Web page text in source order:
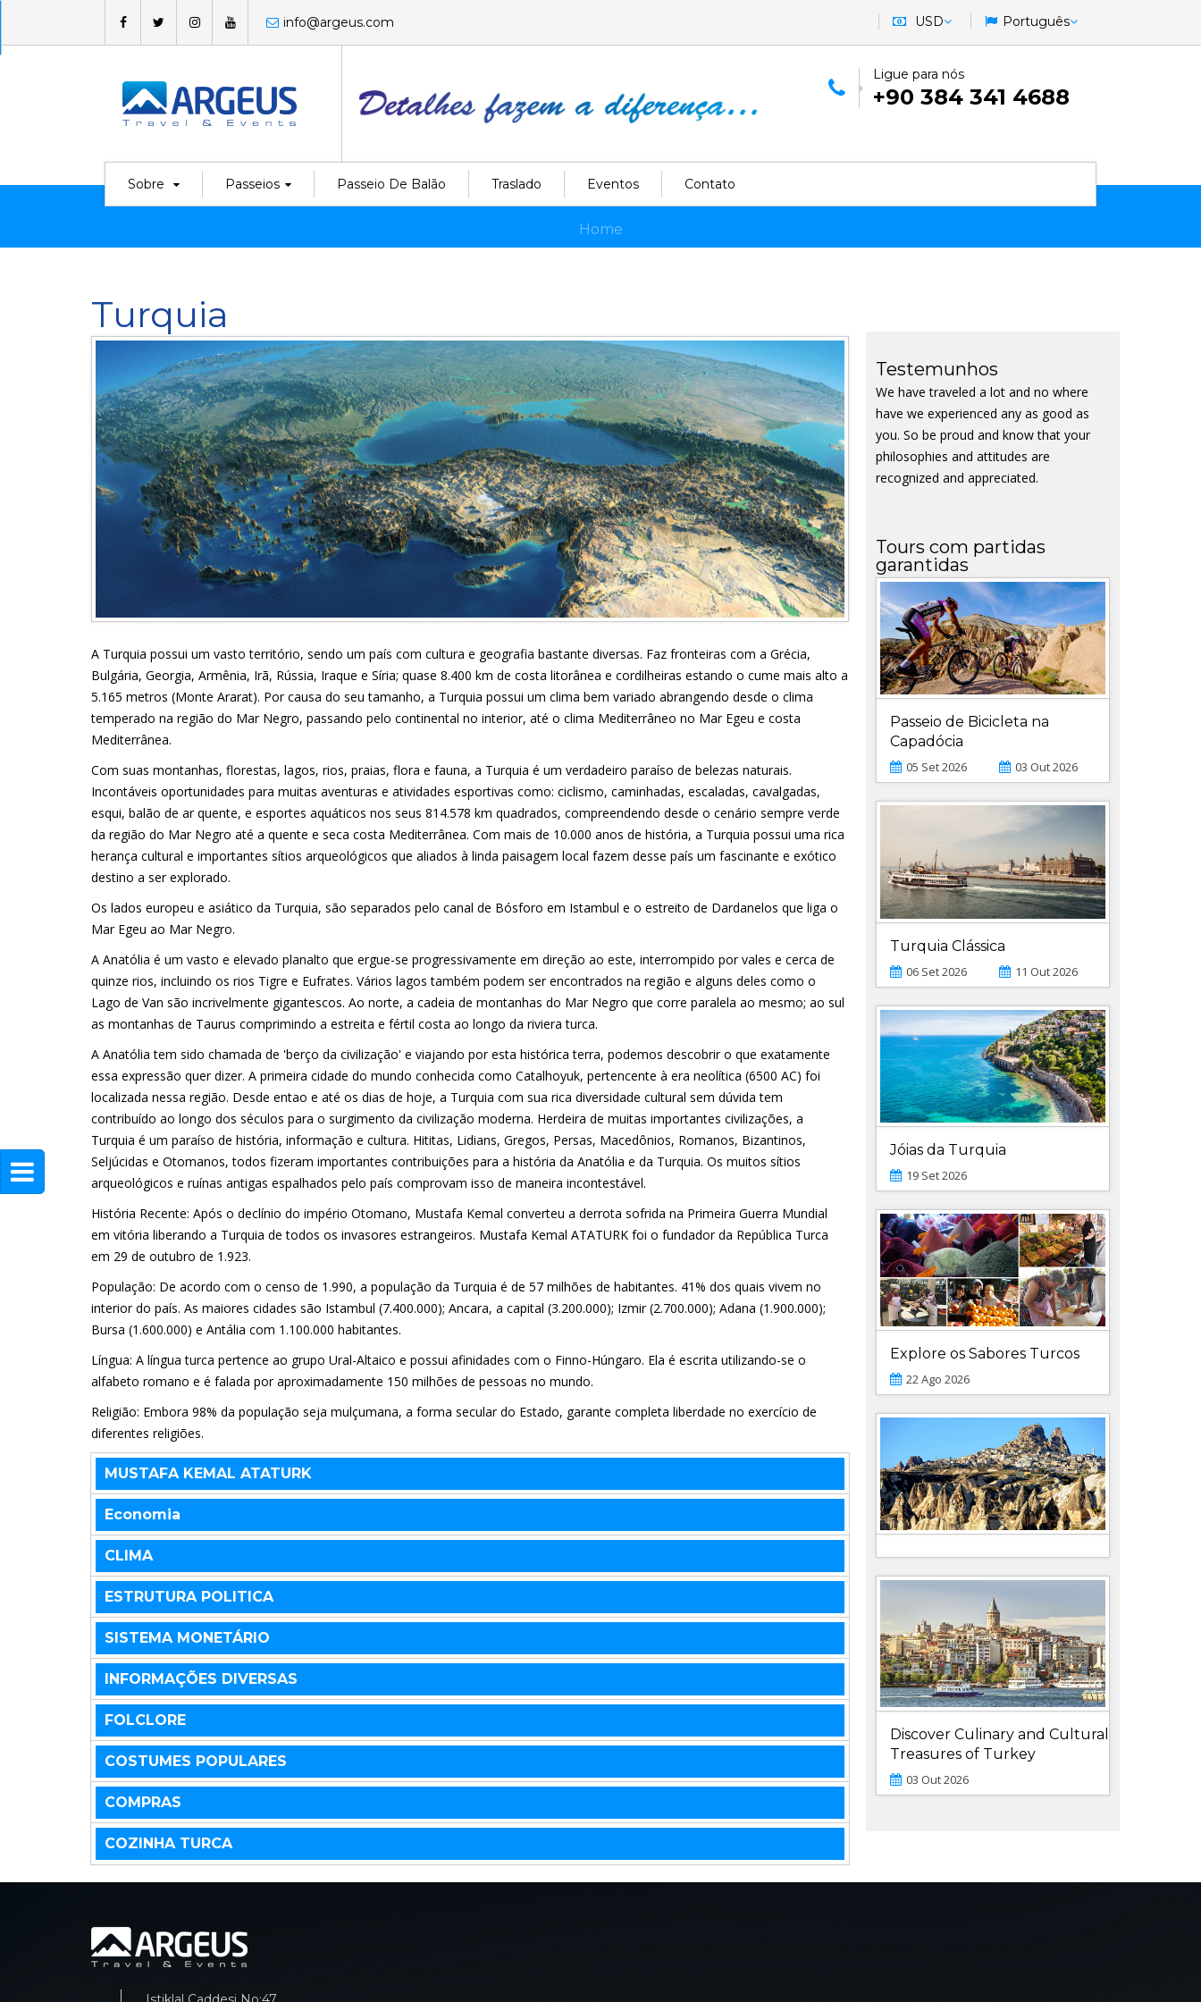
info@argeus.com USD Português
Ligue para nós
+90 384 341 4688
Sobre Passeios Passeio De Balão Traslado Eventos Contato
Home
Turquia
A Turquia possui um vasto território, sendo um país com cultura e geografia bastante diversas. Faz fronteiras com a Grécia,
Bulgária, Georgia, Armênia, Irã, Rússia, Iraque e Síria; quase 8.400 km de costa litorânea e cordilheiras estando o cume mais alto a
5.165 metros (Monte Ararat). Por causa do seu tamanho, a Turquia possui um clima bem variado abrangendo desde o clima
temperado na região do Mar Negro, passando pelo continental no interior, até o clima Mediterrâneo no Mar Egeu e costa
Mediterrânea.
Com suas montanhas, florestas, lagos, rios, praias, flora e fauna, a Turquia é um verdadeiro paraíso de belezas naturais.
Incontáveis oportunidades para muitas aventuras e atividades esportivas como: ciclismo, caminhadas, escaladas, cavalgadas,
esqui, balão de ar quente, e esportes aquáticos nos seus 814.578 km quadrados, compreendendo desde o cenário sempre verde
da região do Mar Negro até a quente e seca costa Mediterrânea. Com mais de 10.000 anos de história, a Turquia possui uma rica
herança cultural e importantes sítios arqueológicos que aliados à linda paisagem local fazem desse país um fascinante e exótico
destino a ser explorado.
Os lados europeu e asiático da Turquia, são separados pelo canal de Bósforo em Istambul e o estreito de Dardanelos que liga o
Mar Egeu ao Mar Negro.
A Anatólia é um vasto e elevado planalto que ergue-se progressivamente em direção ao este, interrompido por vales e cerca de
quinze rios, incluindo os rios Tigre e Eufrates. Vários lagos também podem ser encontrados na região e alguns deles como o
Lago de Van são incrivelmente gigantescos. Ao norte, a cadeia de montanhas do Mar Negro que corre paralela ao mesmo; ao sul
as montanhas de Taurus comprimindo a estreita e fértil costa ao longo da riviera turca.
A Anatólia tem sido chamada de 'berço da civilização' e viajando por esta histórica terra, podemos descobrir o que exatamente
essa expressão quer dizer. A primeira cidade do mundo conhecida como Catalhoyuk, pertencente à era neolítica (6500 AC) foi
localizada nessa região. Desde entao e até os dias de hoje, a Turquia com sua rica diversidade cultural sem dúvida tem
contribuído ao longo dos séculos para o surgimento da civilização moderna. Herdeira de muitas importantes civilizações, a
Turquia é um paraíso de história, informação e cultura. Hititas, Lidians, Gregos, Persas, Macedônios, Romanos, Bizantinos,
Seljúcidas e Otomanos, todos fizeram importantes contribuições para a história da Anatólia e da Turquia. Os muitos sítios
arqueológicos e ruínas antigas espalhados pelo país comprovam isso de maneira incontestável.
História Recente: Após o declínio do império Otomano, Mustafa Kemal converteu a derrota sofrida na Primeira Guerra Mundial
em vitória liberando a Turquia de todos os invasores estrangeiros. Mustafa Kemal ATATURK foi o fundador da República Turca
em 29 de outubro de 1.923.
População: De acordo com o censo de 1.990, a população da Turquia é de 57 milhões de habitantes. 41% dos quais vivem no
interior do país. As maiores cidades são Istambul (7.400.000); Ancara, a capital (3.200.000); Izmir (2.700.000); Adana (1.900.000);
Bursa (1.600.000) e Antália com 1.100.000 habitantes.
Língua: A língua turca pertence ao grupo Ural-Altaico e possui afinidades com o Finno-Húngaro. Ela é escrita utilizando-se o
alfabeto romano e é falada por aproximadamente 150 milhões de pessoas no mundo.
Religião: Embora 98% da população seja mulçumana, a forma secular do Estado, garante completa liberdade no exercício de
diferentes religiões.
MUSTAFA KEMAL ATATURK
Economia
CLIMA
ESTRUTURA POLITICA
SISTEMA MONETÁRIO
INFORMAÇÕES DIVERSAS
FOLCLORE
COSTUMES POPULARES
COMPRAS
COZINHA TURCA
Testemunhos
We have traveled a lot and no where
have we experienced any as good as
you. So be proud and know that your
philosophies and attitudes are
recognized and appreciated.
Tours com partidas
garantidas
Passeio de Bicicleta na
Capadócia
05 Set 2026 03 Out 2026
Turquia Clássica
06 Set 2026 11 Out 2026
Jóias da Turquia
19 Set 2026
Explore os Sabores Turcos
22 Ago 2026
Discover Culinary and Cultural
Treasures of Turkey
03 Out 2026